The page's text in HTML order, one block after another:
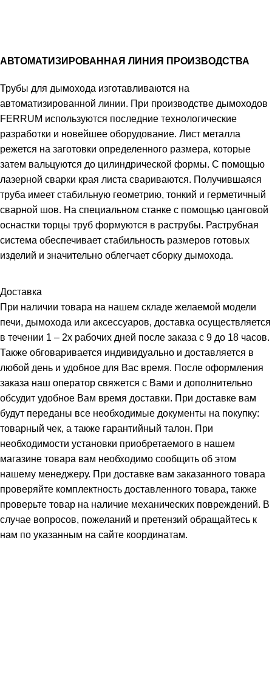
АВТОМАТИЗИРОВАННАЯ ЛИНИЯ ПРОИЗВОДСТВА
Трубы для дымохода изготавливаются на
автоматизированной линии. При производстве дымоходов
FERRUM используются последние технологические
разработки и новейшее оборудование. Лист металла
режется на заготовки определенного размера, которые
затем вальцуются до цилиндрической формы. С помощью
лазерной сварки края листа свариваются. Получившаяся
труба имеет стабильную геометрию, тонкий и герметичный
сварной шов. На специальном станке с помощью цанговой
оснастки торцы труб формуются в раструбы. Раструбная
система обеспечивает стабильность размеров готовых
изделий и значительно облегчает сборку дымохода.
Доставка
При наличии товара на нашем складе желаемой модели
печи, дымохода или аксессуаров, доставка осуществляется
в течении 1 – 2х рабочих дней после заказа с 9 до 18 часов.
Также обговаривается индивидуально и доставляется в
любой день и удобное для Вас время. После оформления
заказа наш оператор свяжется с Вами и дополнительно
обсудит удобное Вам время доставки. При доставке вам
будут переданы все необходимые документы на покупку:
товарный чек, а также гарантийный талон. При
необходимости установки приобретаемого в нашем
магазине товара вам необходимо сообщить об этом
нашему менеджеру. При доставке вам заказанного товара
проверяйте комплектность доставленного товара, также
проверьте товар на наличие механических повреждений. В
случае вопросов, пожеланий и претензий обращайтесь к
нам по указанным на сайте координатам.